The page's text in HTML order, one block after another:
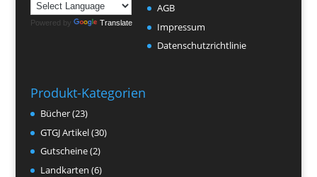
Powered by Translate
AGB
Impressum
Datenschutzrichtlinie
Produkt-Kategorien
Bücher(23)
GTGJ Artikel(30)
Gutscheine(2)
Landkarten (6)